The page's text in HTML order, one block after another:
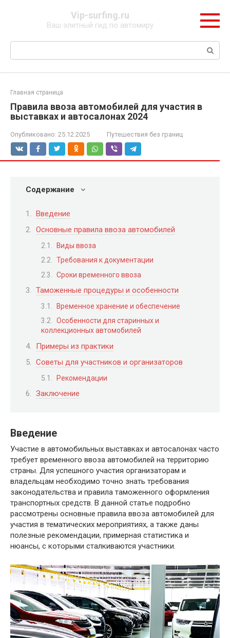
Vip-surfing.ru
Ваш элитный гид по автомиру
Поиск:
Главная страница
Правила ввоза автомобилей для участия в
выставках и автосалонах 2024
Опубликовано: 25.12.2025 Путешествия без границ
Содержание
Введение
Основные правила ввоза автомобилей
Виды ввоза
Требования к документации
Сроки временного ввоза
Таможенные процедуры и особенности
Временное хранение и обеспечение
Особенности для старинных и
коллекционных автомобилей
Примеры из практики
Советы для участников и организаторов
Рекомендации
Заключение
Введение
Участие в автомобильных выставках и автосалонах часто
требует временного ввоза автомобилей на территорию
страны. Для успешного участия организаторам и
владельцам необходимо точно знать требования
законодательства и правила таможенного оформления
транспортных средств. В данной статье подробно
рассмотрены основные правила ввоза автомобилей для
участия в тематических мероприятиях, а также даны
полезные рекомендации, примерная статистика и
нюансы, с которыми сталкиваются участники.